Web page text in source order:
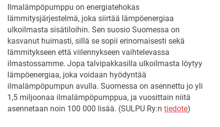
Ilmalämpöpumppu on energiatehokas
lämmitysjärjestelmä, joka siirtää lämpöenergiaa
ulkoilmasta sisätiloihin. Sen suosio Suomessa on
kasvanut huimasti, sillä se sopii erinomaisesti sekä
lämmitykseen että viilennykseen vaihtelevassa
ilmastossamme. Jopa talvipakkasilla ulkoilmasta löytyy
lämpöenergiaa, joka voidaan hyödyntää
ilmalämpöpumpun avulla. Suomessa on asennettu jo yli
1,5 miljoonaa ilmalämpöpumppua, ja vuosittain niitä
asennetaan noin 100 000 lisää. (SULPU Ry:n tiedote)